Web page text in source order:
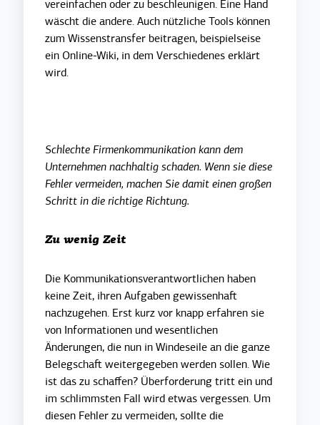
vereinfachen oder zu beschleunigen. Eine Hand
wäscht die andere. Auch nützliche Tools können
zum Wissenstransfer beitragen, beispielseise
ein Online-Wiki, in dem Verschiedenes erklärt
wird.
Schlechte Firmenkommunikation kann dem
Unternehmen nachhaltig schaden. Wenn sie diese
Fehler vermeiden, machen Sie damit einen großen
Schritt in die richtige Richtung.
Zu wenig Zeit
Die Kommunikationsverantwortlichen haben
keine Zeit, ihren Aufgaben gewissenhaft
nachzugehen. Erst kurz vor knapp erfahren sie
von Informationen und wesentlichen
Änderungen, die nun in Windeseile an die ganze
Belegschaft weitergegeben werden sollen. Wie
ist das zu schaffen? Überforderung tritt ein und
im schlimmsten Fall wird etwas vergessen. Um
diesen Fehler zu vermeiden, sollte die